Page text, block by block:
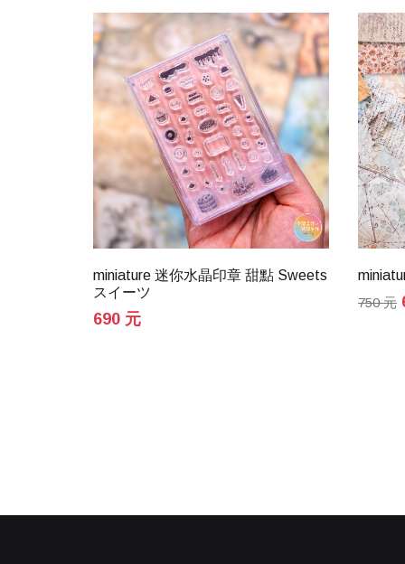
miniature 迷你水晶印章 甜點 Sweets
スイーツ
690 元
750 元